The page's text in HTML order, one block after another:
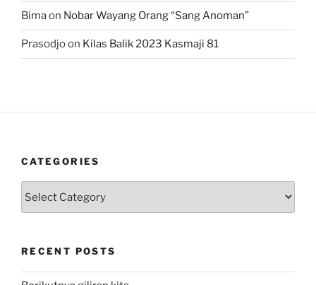
Bimaon Nobar Wayang Orang “Sang Anoman”
Prasodjoon Kilas Balik 2023 Kasmaji 81
CATEGORIES
RECENT POSTS